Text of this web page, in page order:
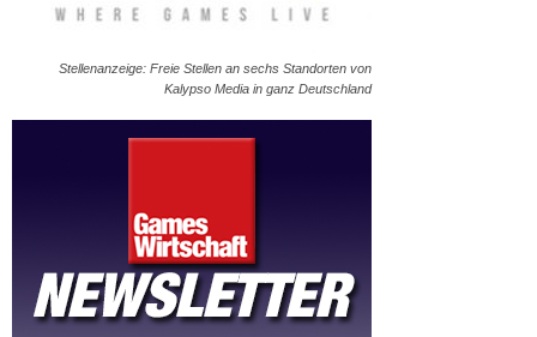
Stellenanzeige: Freie Stellen an sechs Standorten von
Kalypso Media in ganz Deutschland